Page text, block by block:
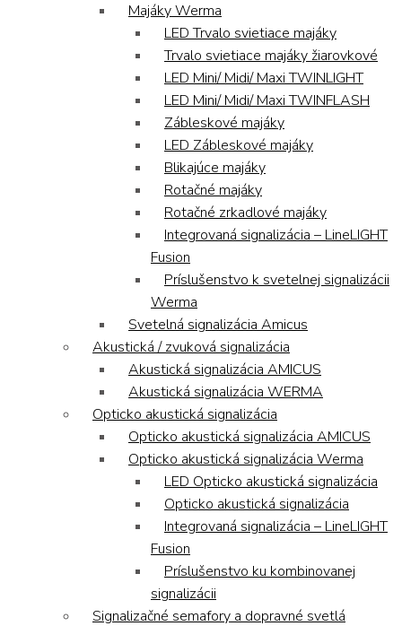
Majáky Werma
LED Trvalo svietiace majáky
Trvalo svietiace majáky žiarovkové
LED Mini/ Midi/ Maxi TWINLIGHT
LED Mini/ Midi/ Maxi TWINFLASH
Zábleskové majáky
LED Zábleskové majáky
Blikajúce majáky
Rotačné majáky
Rotačné zrkadlové majáky
Integrovaná signalizácia – LineLIGHT
Fusion
Príslušenstvo k svetelnej signalizácii
Werma
Svetelná signalizácia Amicus
Akustická / zvuková signalizácia
Akustická signalizácia AMICUS
Akustická signalizácia WERMA
Opticko akustická signalizácia
Opticko akustická signalizácia AMICUS
Opticko akustická signalizácia Werma
LED Opticko akustická signalizácia
Opticko akustická signalizácia
Integrovaná signalizácia – LineLIGHT
Fusion
Príslušenstvo ku kombinovanej
signalizácii
Signalizačné semafory a dopravné svetlá